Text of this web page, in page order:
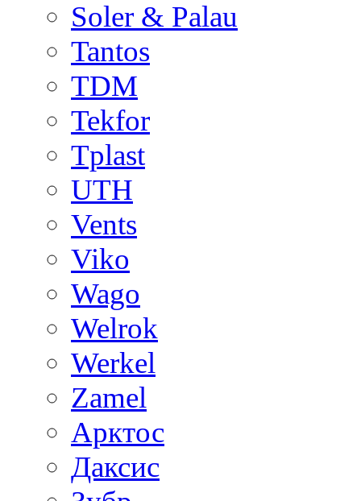
Soler & Palau
Tantos
TDM
Tekfor
Tplast
UTH
Vents
Viko
Wago
Welrok
Werkel
Zamel
Арктос
Даксис